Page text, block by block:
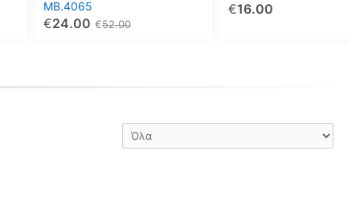
MB.4065
52.00
€
24.00
€
επιλεγούν
στη
16.00
€
επιλεγούν